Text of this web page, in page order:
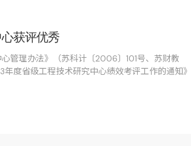
获评优秀
管理办法》（苏科计〔2006〕101号、苏财教
度省级工程技术研究中心绩效考评工作的通知》
、形式审查、专家评审、尽职调查等流程，我司
程技术研究中心”荣获绩效考评优秀！